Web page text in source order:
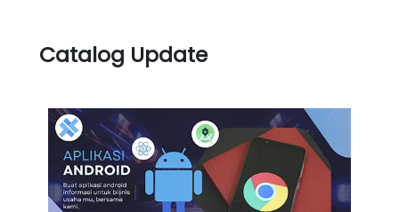
Catalog Update